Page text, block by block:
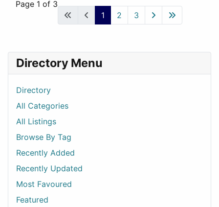
Page 1 of 3
1
2 3
Directory Menu
Directory
All Categories
All Listings
Browse By Tag
Recently Added
Recently Updated
Most Favoured
Featured